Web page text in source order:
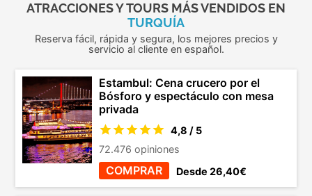
ATRACCIONES Y TOURS MÁS VENDIDOS EN
TURQUÍA
Reserva fácil, rápida y segura, los mejores precios y
servicio al cliente en español.
Estambul: Cena crucero por el
Bósforo y espectáculo con mesa
privada
4,8 / 5
72.476 opiniones
COMPRAR Desde 26,40€